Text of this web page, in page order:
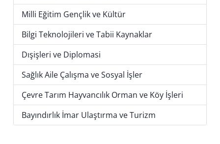
Milli Eğitim Gençlik ve Kültür
Bilgi Teknolojileri ve Tabii Kaynaklar
Dışişleri ve Diplomasi
Sağlık Aile Çalışma ve Sosyal İşler
Çevre Tarım Hayvancılık Orman ve Köy İşleri
Bayındırlık İmar Ulaştırma ve Turizm